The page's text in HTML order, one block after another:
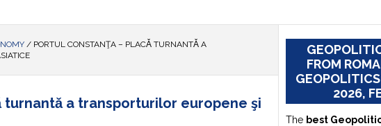
/ PORTUL CONSTANŢA – PLACǍ TURNANTǍ A
turnantǎ a transporturilor europene şi
FROM
2026,
The best